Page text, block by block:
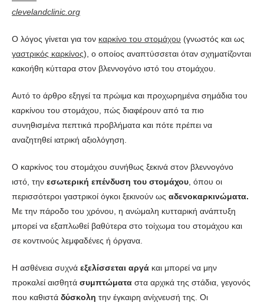
clevelandclinic.org
Ο λόγος γίνεται για τον καρκίνο του στομάχου (γνωστός και ως
γαστρικός καρκίνος), ο οποίος αναπτύσσεται όταν σχηματίζονται
κακοήθη κύτταρα στον βλεννογόνο ιστό του στομάχου.
Αυτό το άρθρο εξηγεί τα πρώιμα και προχωρημένα σημάδια του
καρκίνου του στομάχου, πώς διαφέρουν από τα πιο
συνηθισμένα πεπτικά προβλήματα και πότε πρέπει να
αναζητηθεί ιατρική αξιολόγηση.
Ο καρκίνος του στομάχου συνήθως ξεκινά στον βλεννογόνο
ιστό, την εσωτερική επένδυση του στομάχου , όπου οι
περισσότεροι γαστρικοί όγκοι ξεκινούν ως αδενοκαρκινώματα.
Με την πάροδο του χρόνου, η ανώμαλη κυτταρική ανάπτυξη
μπορεί να εξαπλωθεί βαθύτερα στο τοίχωμα του στομάχου και
σε κοντινούς λεμφαδένες ή όργανα.
Η ασθένεια συχνά εξελίσσεται αργά και μπορεί να μην
προκαλεί αισθητά συμπτώματα στα αρχικά της στάδια, γεγονός
που καθιστά δύσκολη την έγκαιρη ανίχνευσή της. Οι